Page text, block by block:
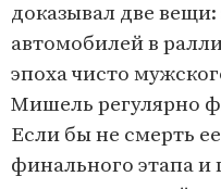
доказывал две
автомобилей в
эпоха чисто
Мишель регулярно
Если бы не смерть
финального этапа и